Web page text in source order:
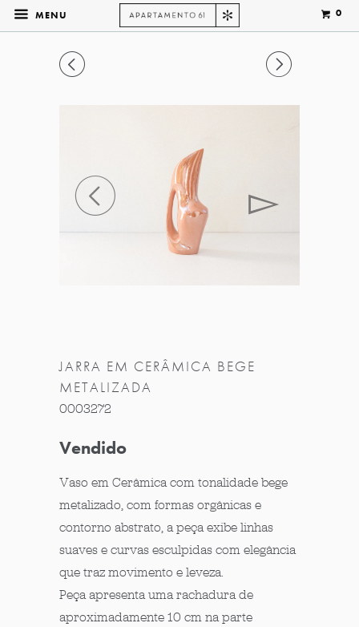
MENU 0
◅ ▻
◅ ▻
JARRA EM CERÂMICA BEGE
METALIZADA
0003272
Vendido
Vaso em Cerâmica com tonalidade bege
metalizado, com formas orgânicas e
contorno abstrato, a peça exibe linhas
suaves e curvas esculpidas com elegância
que traz movimento e leveza.
Peça apresenta uma rachadura de
aproximadamente 10 cm na parte